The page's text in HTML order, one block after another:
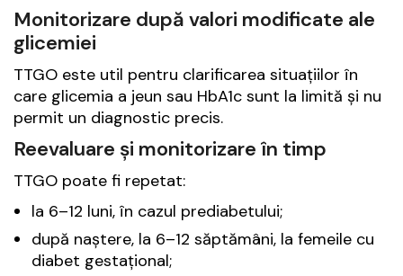
Monitorizare după valori modificate ale
glicemiei
TTGO este util pentru clarificarea situațiilor în
care glicemia a jeun sau HbA1c sunt la limită și nu
permit un diagnostic precis.
Reevaluare și monitorizare în timp
TTGO poate fi repetat:
la 6–12 luni, în cazul prediabetului;
după naștere, la 6–12 săptămâni, la femeile cu
diabet gestațional;